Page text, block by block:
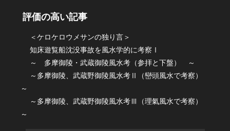
評価の高い記事
＜ケロケロウメサンの独り言＞
知床遊覧船沈没事故を風水学的に考察Ⅰ
～ 多摩御陵・武蔵御陵風水考（参拝と下盤） ～
～多摩御陵、武蔵野御陵風水考Ⅱ（巒頭風水で考察）
～
～多摩御陵、武蔵野御陵風水考Ⅲ（理氣風水で考察）
～